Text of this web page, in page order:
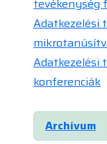
tevékenység
Adatkezelési
Adatkezelési
konferenciák
Archívum